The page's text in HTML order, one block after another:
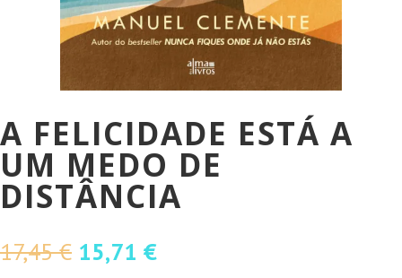
A FELICIDADE ESTÁ A
UM MEDO DE
DISTÂNCIA
17,45€ O
15,71 €O